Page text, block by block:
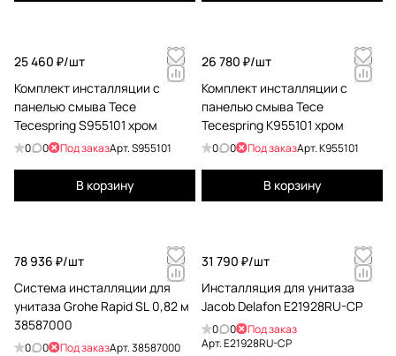
25 460 ₽/шт
Комплект инсталляции с
панелью смыва Tece
Tecespring S955101 хром
0 0 Под заказАрт.S955101
В корзину
26 780 ₽/шт
Комплект инсталляции с
панелью смыва Tece
Tecespring K955101 хром
0 0 Под заказАрт.K955101
В корзину
78 936 ₽/шт
Система инсталляции для
унитаза Grohe Rapid SL 0,82 м
38587000
0 0 Под заказАрт.38587000
31 790 ₽/шт
Инсталляция для унитаза
Jacob Delafon E21928RU-CP
0 0
Под заказ
Арт.E21928RU-CP